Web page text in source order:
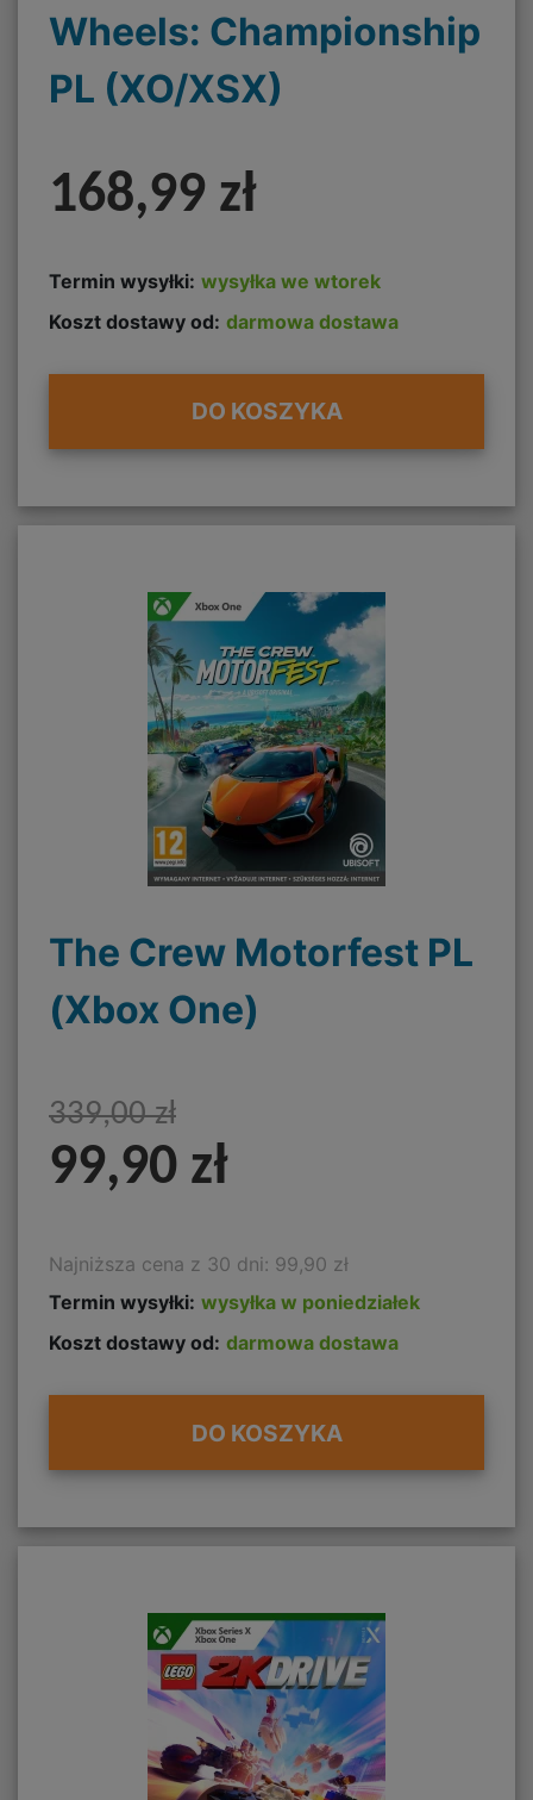
Wheels: Championship
PL (XO/XSX)
168,99 zł
Termin wysyłki: wysyłka we wtorek
Koszt dostawy od: darmowa dostawa
DO KOSZYKA
The Crew Motorfest PL
(Xbox One)
339,00 zł
99,90 zł
Najniższa cena z 30 dni: 99,90 zł
Termin wysyłki: wysyłka w poniedziałek
Koszt dostawy od: darmowa dostawa
DO KOSZYKA